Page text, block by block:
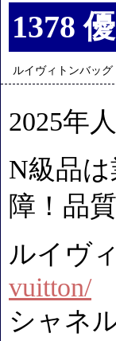
1378
ルイヴィトンバッグ
2025年
N級品
障！品
ルイヴ
vuitton/
シャネ